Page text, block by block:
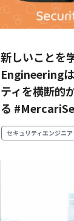
新しいことを
Engineering
ティを横断的
る
セキュリティエンジニ